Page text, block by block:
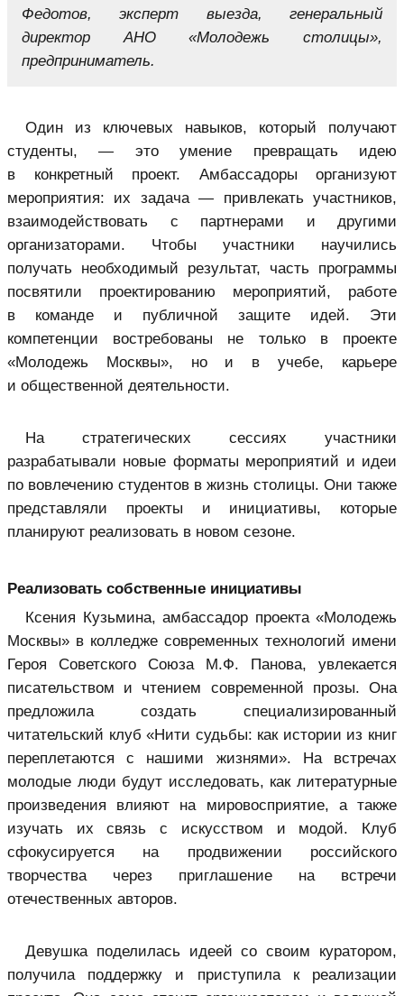
Федотов, эксперт выезда, генеральный
директор АНО «Молодежь столицы»,
предприниматель.
Один из ключевых навыков, который получают
студенты, — это умение превращать идею
в конкретный проект. Амбассадоры организуют
мероприятия: их задача — привлекать участников,
взаимодействовать с партнерами и другими
организаторами. Чтобы участники научились
получать необходимый результат, часть программы
посвятили проектированию мероприятий, работе
в команде и публичной защите идей. Эти
компетенции востребованы не только в проекте
«Молодежь Москвы», но и в учебе, карьере
и общественной деятельности.
На стратегических сессиях участники
разрабатывали новые форматы мероприятий и идеи
по вовлечению студентов в жизнь столицы. Они также
представляли проекты и инициативы, которые
планируют реализовать в новом сезоне.
Реализовать собственные инициативы
Ксения Кузьмина, амбассадор проекта «Молодежь
Москвы» в колледже современных технологий имени
Героя Советского Союза М.Ф. Панова, увлекается
писательством и чтением современной прозы. Она
предложила создать специализированный
читательский клуб «Нити судьбы: как истории из книг
переплетаются с нашими жизнями». На встречах
молодые люди будут исследовать, как литературные
произведения влияют на мировосприятие, а также
изучать их связь с искусством и модой. Клуб
сфокусируется на продвижении российского
творчества через приглашение на встречи
отечественных авторов.
Девушка поделилась идеей со своим куратором,
получила поддержку и приступила к реализации